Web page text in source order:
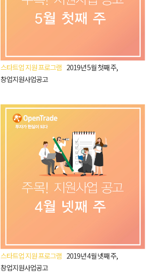
스타트업 지원 프로그램 2019년 5월 첫째 주,
창업지원사업공고
스타트업 지원 프로그램 2019년 4월 넷째 주,
창업지원사업공고